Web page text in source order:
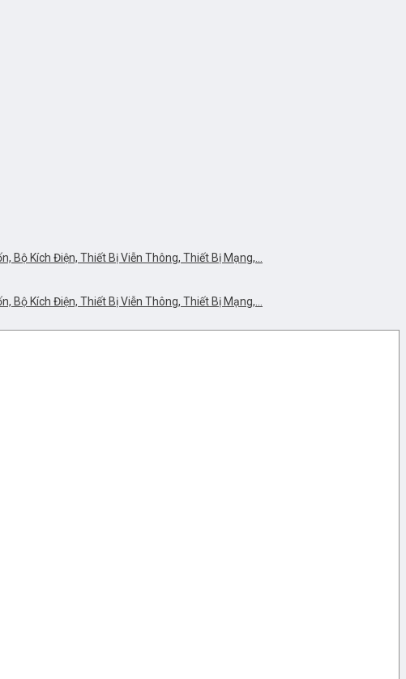
Bộ Kích Điện, Thiết Bị Viễn Thông, Thiết Bị Mạng,…
Bộ Kích Điện, Thiết Bị Viễn Thông, Thiết Bị Mạng,…